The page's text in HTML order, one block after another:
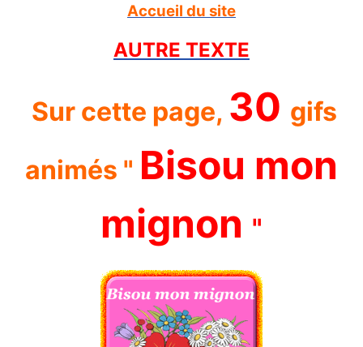
Accueil du site
AUTRE TEXTE
Sur cette page, 30 gifs
animés " Bisou mon
mignon "